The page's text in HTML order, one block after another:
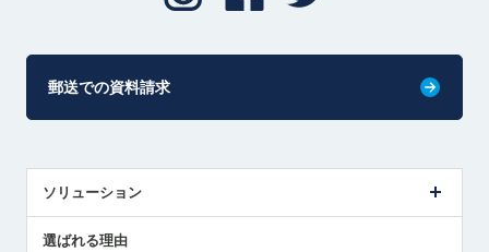
郵送での資料請求
ソリューション
選ばれる理由